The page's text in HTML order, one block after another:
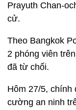
Prayuth Chan-
cử.
Theo Bangkok
2 phóng viên
đã từ chối.
Hôm 27/5, chính
cường an ninh